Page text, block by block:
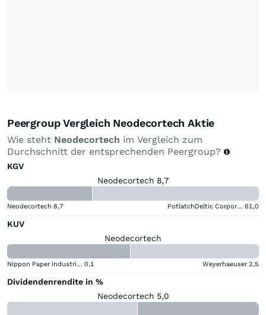
Peergroup Vergleich Neodecortech Aktie
Wie steht Neodecortech im Vergleich zum
Durchschnitt der entsprechenden Peergroup?
KGV
Neodecortech 8,7
Neodecortech 8,7 PotlatchDeltic Corporation 61,0
KUV
Neodecortech
Nippon Paper Industries 0,1 Weyerhaeuser 2,5
Dividendenrendite in %
Neodecortech 5,0